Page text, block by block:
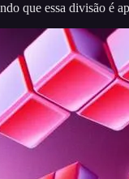
que essa divisão é